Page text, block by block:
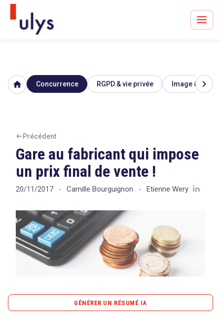
Avocats à Paris & Bruxelles
Un procès en vue ?
Tout sur le droit de l'innovation
Rechercher
home Concurrence RGPD & vie privée Image & chevron_right
Précédent
Gare au fabricant qui impose
un prix final de vente !
20/11/2017 - Camille Bourguignon - Etienne Wery
GÉNÉRER UN RÉSUMÉ IA